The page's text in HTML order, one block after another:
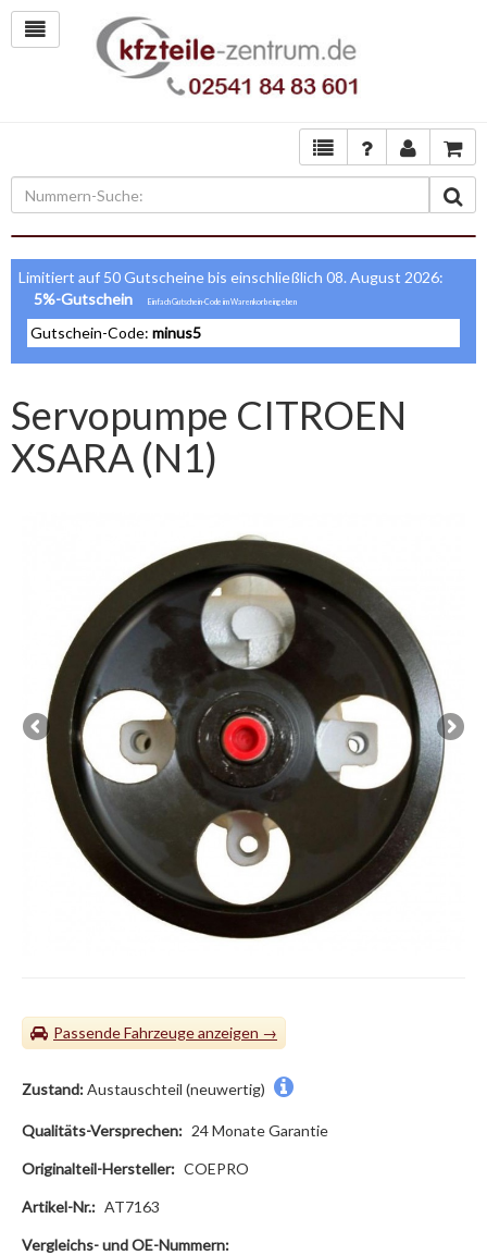
Limitiert auf 50 Gutscheine bis einschließlich 08. August 2026:
5%-Gutschein
Gutschein-Code: minus5
Servopumpe CITROEN
XSARA (N1)
Passende Fahrzeuge
Zustand:Austauschteil (neuwertig)
Qualitäts-Versprechen: 24 Monate Garantie
Originalteil-Hersteller: COEPRO
Artikel-Nr.: AT7163
Vergleichs- und OE-Nummern: